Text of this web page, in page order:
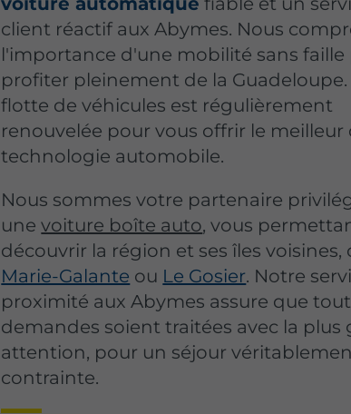
client réactif aux Abymes. Nous
l'importance d'une mobilité sans faille
profiter pleinement de la
flotte de véhicules est régulièrement
renouvelée pour vous offrir le meilleur
technologie automobile.
Nous sommes votre partenaire
unevoiture boîte auto, vous
découvrir la région et ses îles voisines,
Marie-Galante ou Le Gosier. Notre
proximité aux Abymes assure que
demandes soient traitées avec la plus
attention, pour un séjour
contrainte.